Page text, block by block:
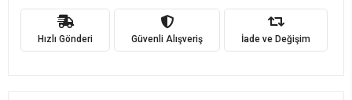
Hızlı Gönderi Güvenli Alışveriş İade ve Değişim